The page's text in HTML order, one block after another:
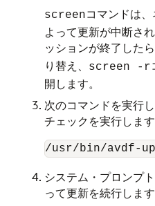
screenコマンドは
よって更新が中断さ
ッションが終了したら
り替え、
screen -r
開します。
次のコマンドを実行
チェックを実行します
/usr/bin/avdf-
システム・プロンプ
って更新を続行します